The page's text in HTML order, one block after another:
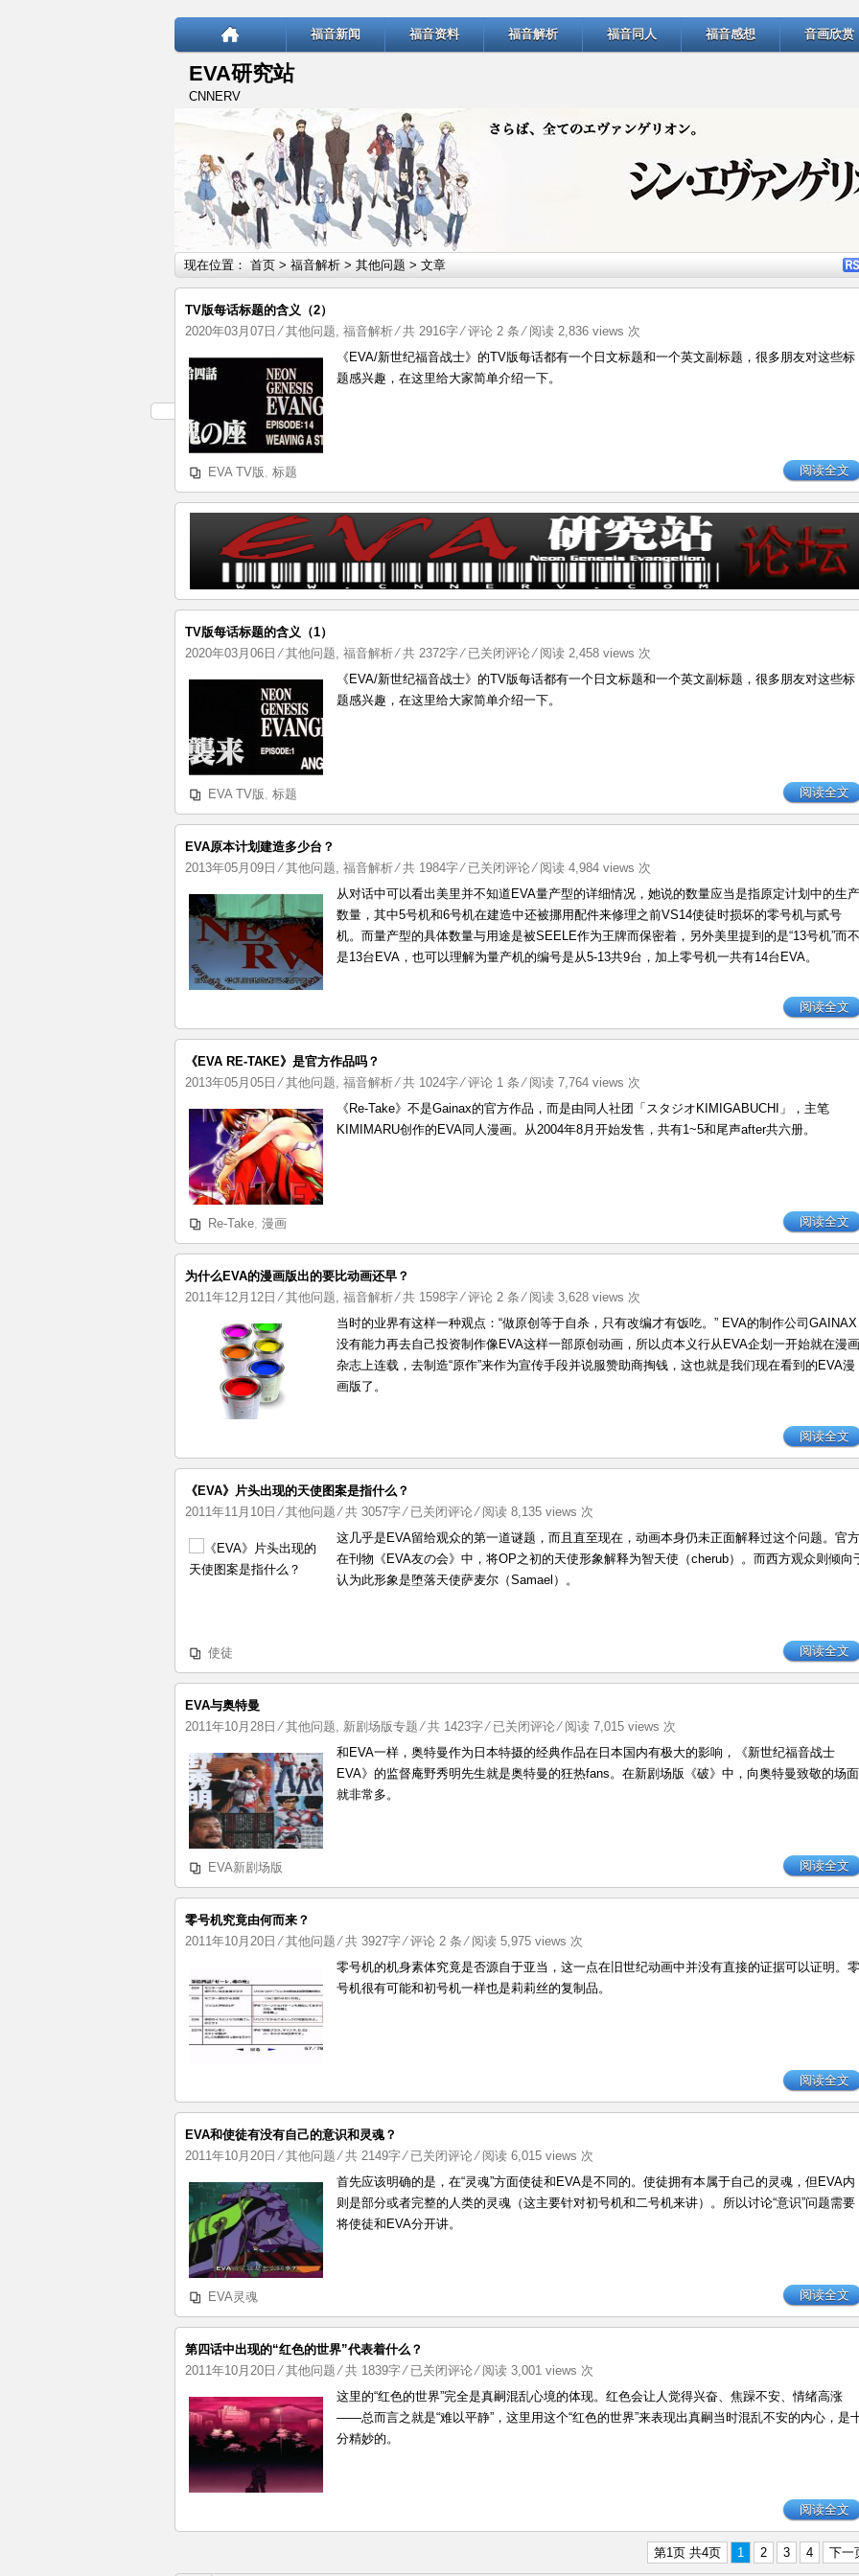
福音新闻 福音资料 福音解析 福音同人 福音感想 音画欣赏
EVA研究站
CNNERV
现在位置： 首页 > 福音解析 > 其他问题 > 文章
TV版每话标题的含义（2）
2020年03月07日 ⁄其他问题, 福音解析⁄ 共 2916字⁄评论 2 条⁄ 阅读 2,836 views 次
《EVA/新世纪福音战士》的TV版每话都有一个日文标题和一个英文副标题，很多朋友对这些标
题感兴趣，在这里给大家简单介绍一下。
EVA TV版, 标题 阅读全文
TV版每话标题的含义（1）
2020年03月06日 ⁄其他问题, 福音解析⁄ 共 2372字⁄ TV
版
每
义
已关闭评论⁄ 阅读 2,458 views 次
《EVA/新世纪福音战士》的TV版每话都有一个日文标题和一个英文副标题，很多朋友对这些标
题感兴趣，在这里给大家简单介绍一下。
EVA TV版, 标题 阅读全文
EVA原本计划建造多少台？
2013年05月09日 ⁄其他问题, 福音解析⁄ 共 1984字⁄ EVA
原
本
计
划
少
已关闭评论⁄ 阅读 4,984 views 次
从对话中可以看出美里并不知道EVA量产型的详细情况，她说的数量应当是指原定计划中的生产
数量，其中5号机和6号机在建造中还被挪用配件来修理之前VS14使徒时损坏的零号机与贰号
机。而量产型的具体数量与用途是被SEELE作为王牌而保密着，另外美里提到的是“13号机”而不
是13台EVA，也可以理解为量产机的编号是从5-13共9台，加上零号机一共有14台EVA。
阅读全文
《EVA RE-TAKE》是官方作品吗？
2013年05月05日 ⁄其他问题, 福音解析⁄ 共 1024字⁄评论 1 条⁄ 阅读 7,764 views 次
《Re-Take》不是Gainax的官方作品，而是由同人社团「スタジオKIMIGABUCHI」，主笔
KIMIMARU创作的EVA同人漫画。从2004年8月开始发售，共有1~5和尾声after共六册。
Re-Take, 漫画 阅读全文
为什么EVA的漫画版出的要比动画还早？
2011年12月12日 ⁄其他问题, 福音解析⁄ 共 1598字⁄评论 2 条⁄ 阅读 3,628 views 次
当时的业界有这样一种观点：“做原创等于自杀，只有改编才有饭吃。” EVA的制作公司GAINAX
没有能力再去自己投资制作像EVA这样一部原创动画，所以贞本义行从EVA企划一开始就在漫画
杂志上连载，去制造“原作”来作为宣传手段并说服赞助商掏钱，这也就是我们现在看到的EVA漫
画版了。
阅读全文
《EVA》片头出现的天使图案是指什么？
2011年11月10日 ⁄其他问题⁄ 共 3057字⁄ 《EVA》
片
头
出
图
是
指
什
已关闭评论⁄ 阅读 8,135 views 次
这几乎是EVA留给观众的第一道谜题，而且直至现在，动画本身仍未正面解释过这个问题。官方
在刊物《EVA友の会》中，将OP之初的天使形象解释为智天使（cherub）。而西方观众则倾向
认为此形象是堕落天使萨麦尔（Samael）。
使徒 阅读全文
EVA与奥特曼
2011年10月28日 ⁄其他问题, 新剧场版专题⁄ 共 1423字⁄ EVA
与
奥
已关闭评论⁄ 阅读 7,015 views 次
和EVA一样，奥特曼作为日本特摄的经典作品在日本国内有极大的影响，《新世纪福音战士
EVA》的监督庵野秀明先生就是奥特曼的狂热fans。在新剧场版《破》中，向奥特曼致敬的场面
就非常多。
EVA新剧场版 阅读全文
零号机究竟由何而来？
2011年10月20日 ⁄其他问题⁄ 共 3927字⁄评论 2 条⁄ 阅读 5,975 views 次
零号机的机身素体究竟是否源自于亚当，这一点在旧世纪动画中并没有直接的证据可以证明。零
号机很有可能和初号机一样也是莉莉丝的复制品。
阅读全文
EVA和使徒有没有自己的意识和灵魂？
2011年10月20日 ⁄其他问题⁄ 共 2149字⁄ EVA
和
使
徒
己
的
意
识
和
已关闭评论⁄ 阅读 6,015 views 次
首先应该明确的是，在“灵魂”方面使徒和EVA是不同的。使徒拥有本属于自己的灵魂，但EVA内
则是部分或者完整的人类的灵魂（这主要针对初号机和二号机来讲）。所以讨论“意识”问题需要
将使徒和EVA分开讲。
EVA灵魂 阅读全文
第四话中出现的“红色的世界”代表着什么？
2011年10月20日 ⁄其他问题⁄ 共 1839字⁄ 第
四
话
已关闭评论⁄ 阅读 3,001 views 次
这里的“红色的世界”完全是真嗣混乱心境的体现。红色会让人觉得兴奋、焦躁不安、情绪高涨
——总而言之就是“难以平静”，这里用这个“红色的世界”来表现出真嗣当时混乱不安的内心，是
分精妙的。
阅读全文
第1页 共4页 1 2 3 4 下一